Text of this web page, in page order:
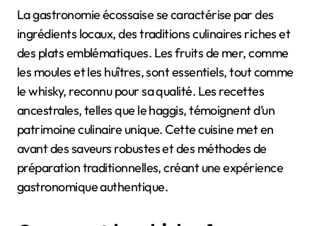
La gastronomie écossaise se caractérise par des
ingrédients locaux, des traditions culinaires riches et
des plats emblématiques. Les fruits de mer, comme
les moules et les huîtres, sont essentiels, tout comme
le whisky, reconnu pour sa qualité. Les recettes
ancestrales, telles que le haggis, témoignent d’un
patrimoine culinaire unique. Cette cuisine met en
avant des saveurs robustes et des méthodes de
préparation traditionnelles, créant une expérience
gastronomique authentique.